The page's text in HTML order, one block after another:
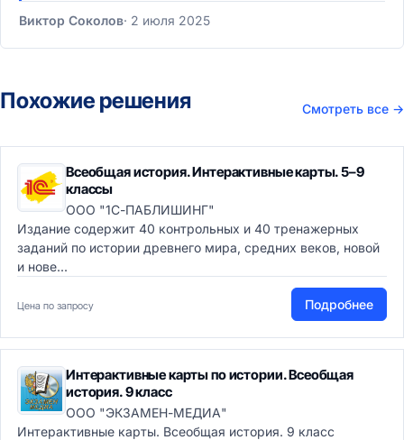
Виктор Соколов 2 июля 2025
Похожие решения Смотреть все →
Всеобщая история. Интерактивные карты. 5–9
классы
ООО "1С-ПАБЛИШИНГ"
Издание содержит 40 контрольных и 40 тренажерных
заданий по истории древнего мира, средних веков, новой
и нове...
Цена по запросу Подробнее
Интерактивные карты по истории. Всеобщая
история. 9 класс
ООО "ЭКЗАМЕН-МЕДИА"
Интерактивные карты. Всеобщая история. 9 класс